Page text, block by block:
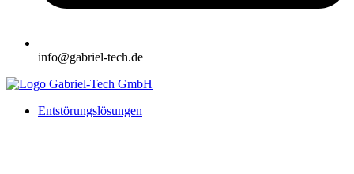
info@gabriel-tech.de
Entstörungslösungen